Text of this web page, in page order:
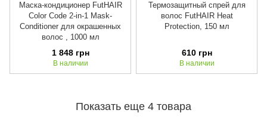
Маска-кондиционер FutHAIR
Color Code 2-in-1 Mask-
Conditioner для окрашенных
волос , 1000 мл
1 848 грн
В наличии
Термозащитный спрей для
волос FutHAIR Heat
Protection, 150 мл
610 грн
В наличии
Показать еще 4 товара